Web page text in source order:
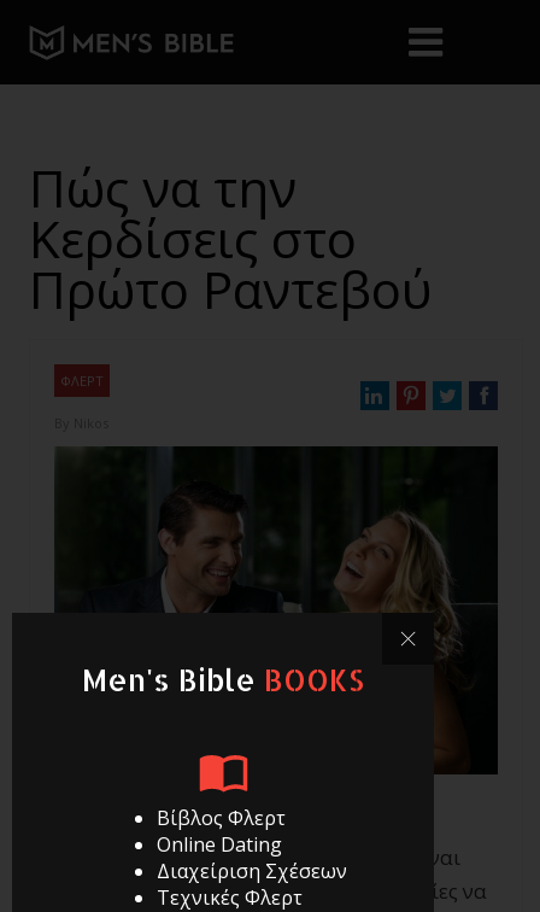
Πώς να την
Κερδίσεις στο
Πρώτο Ραντεβού
ΦΛΕΡΤ
Αν και είναι καθαρά θέμα εμπειρίας, είναι
λογικό το φλερτ και οι ερωτικές γνωριμίες να
Men's Bible BOOKS
Βίβλος Φλερτ
Online Dating
Διαχείριση Σχέσεων
Τεχνικές Φλερτ